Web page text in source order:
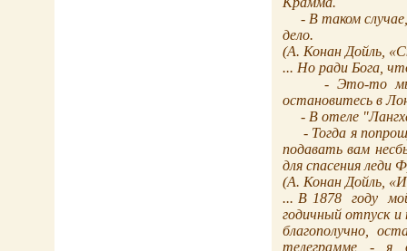
- В таком
дело.
(А. Конан Дойль,
... Но ради Бога,
- Это-то
остановитесь в
- В отеле
- Тогда я
подавать вам
для спасения леди
(А. Конан Дойль,
... В 1878
году
годичный отпуск и
благополучно,
телеграмме
- я